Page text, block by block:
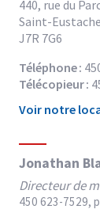
440, rue du
Saint-
J7R 7G6
-73.9148229
Téléphone
Télécopieur
Voir notre
Jonathan
Directeur de
450 623-7529,